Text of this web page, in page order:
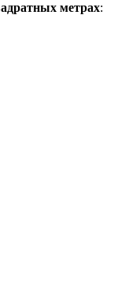
метрах: